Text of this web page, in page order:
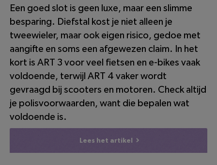
Veiligheid / Verkeers- & fietsveiligheid LEESTIJD: 2 MINUTEN
Een goed slot is geen luxe, maar een slimme
besparing. Diefstal kost je niet alleen je
tweewieler, maar ook eigen risico, gedoe met
aangifte en soms een afgewezen claim. In het
kort is ART 3 voor veel fietsen en e-bikes vaak
voldoende, terwijl ART 4 vaker wordt
gevraagd bij scooters en motoren. Check altijd
je polisvoorwaarden, want die bepalen wat
voldoende is.
Lees het artikel